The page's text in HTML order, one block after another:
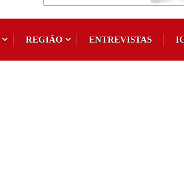
REGIÃO ENTREVISTAS